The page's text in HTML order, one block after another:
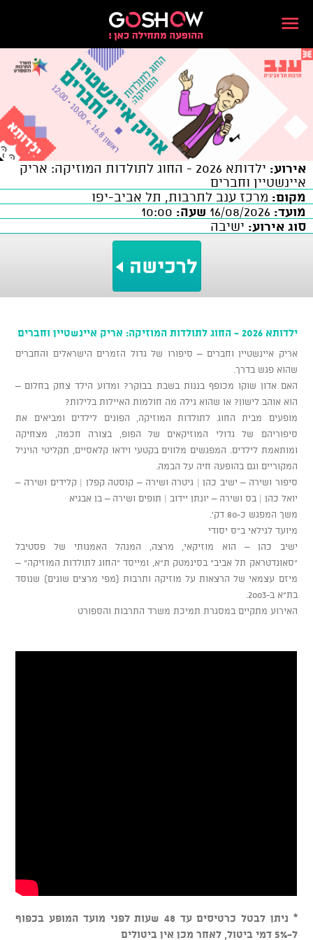
אירוע:
ילדותא 2026 - החוג לתולדות המוזיקה: אריק
איינשטיין וחברים
מקום: מרכז ענב לתרבות, תל אביב-יפו
מועד:
שעה:
סוג אירוע: ישיבה
ילדותא 2026 - החוג לתולדות המוזיקה: אריק איינשטיין וחברים
אריק איינשטיין וחברים – סיפורו של גדול הזמרים הישראלים והחברים
שהוא פגש בדרך.
האם אדון שוקו מכופף בננות בשבת בבוקר? ומדוע הילד צחק בחלום –
הוא אוהב לישון? או שהוא גילה מה חולמות האיילות בלילות?
מופעים מבית החוג לתולדות המוזיקה, הפונים לילדים ומביאים את
סיפוריהם של גדולי המוזיקאים של הפופ, בצורה חכמה, מצחיקה
ומותאמת לילדים. המפגשים מלווים בקטעי וידאו קלאסיים, תקליטי הויניל
המקוריים וגם בהופעה חיה על הבמה.
סיפור ושירה – ישיב כהן | גיטרה ושירה – קוסטה קפלן | קלידים ושירה –
יואל כהן | בס ושירה – יונתן יידוב | תופים ושירה – בן אבגיא
משך המפגש כ-80 דק'.
מיועד לגילאי ב"ס יסודי
ישיב כהן – הוא מוזיקאי, מרצה, המנהל האמנותי של פסטיבל
"סאונדטראק תל אביב" בסינמטק ת"א, ומייסד "החוג לתולדות המוזיקה" –
מיזם עצמאי של הרצאות על מוזיקה ותרבות (מפי מרצים שונים) שנוסד
בת"א ב-2003.
האירוע מתקיים במסגרת תמיכת משרד התרבות והספורט
* ניתן לבטל כרטיסים עד 48 שעות לפני מועד המופע בכפוף
ל-5% דמי ביטול, לאחר מכן אין ביטולים